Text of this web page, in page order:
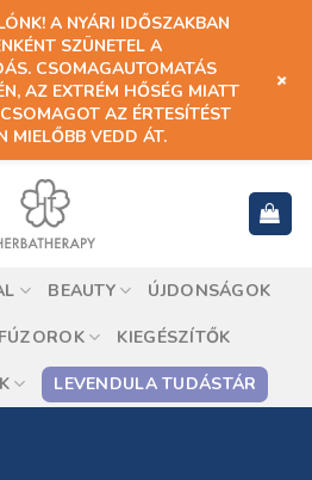
BEAUTY ÚJDONSÁGOK
KIEGÉSZÍTŐK
LEVENDULA TUDÁSTÁR
A NYÁRI IDŐSZAKBAN
SZÜNETEL A
CSOMAGAUTOMATÁS
AZ EXTRÉM HŐSÉG MIATT
AZ ÉRTESÍTÉST
MIELŐBB VEDD ÁT.
+